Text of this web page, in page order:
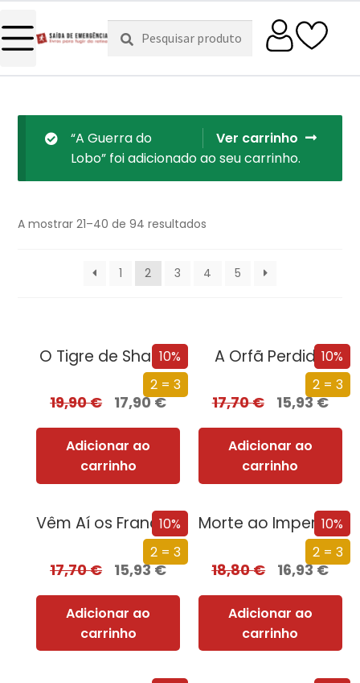
Pesquisar
por:
Pesquisa
Ver carrinho
“A Guerra do
Lobo” foi adicionado ao seu carrinho.
A mostrar 21–40 de 94 resultados
1 2 3 4 5
10%
2 = 3
O Tigre de Sharpe
19,90€ 17,90€
Adicionar ao
carrinho
10%
2 = 3
A Orfã Perdida
17,70€ 15,93€
Adicionar ao
carrinho
10%
2 = 3
Vêm Aí os Franceses
17,70€ 15,93€
Adicionar ao
carrinho
10%
2 = 3
Morte ao Imperador
18,80€ 16,93€
Adicionar ao
carrinho